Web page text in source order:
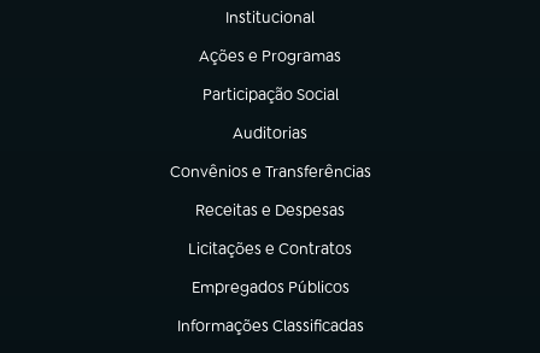
Institucional
(abre em nova aba)
Ações e Programas
(abre em nova aba)
Participação Social
(abre em nova aba)
Auditorias
(abre em nova aba)
Convênios e Transferências
(abre em nova aba)
Receitas e Despesas
(abre em nova aba)
Licitações e Contratos
(abre em nova aba)
Empregados Públicos
(abre em nova aba)
Informações Classificadas
(abre em nova aba)